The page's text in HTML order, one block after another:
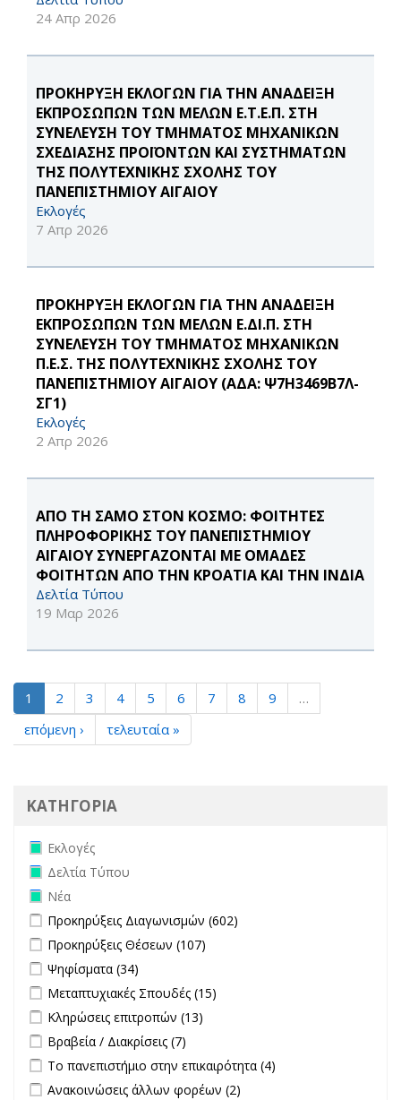
24 Απρ 2026
ΠΡΟΚΗΡΥΞΗ ΕΚΛΟΓΩΝ ΓΙΑ ΤΗΝ ΑΝΑΔΕΙΞΗ
ΕΚΠΡΟΣΩΠΩΝ ΤΩΝ ΜΕΛΩΝ Ε.Τ.Ε.Π. ΣΤΗ
ΣΥΝΕΛΕΥΣΗ ΤΟΥ ΤΜΗΜΑΤΟΣ ΜΗΧΑΝΙΚΩΝ
ΣΧΕΔΙΑΣΗΣ ΠΡΟΪΟΝΤΩΝ ΚΑΙ ΣΥΣΤΗΜΑΤΩΝ
ΤΗΣ ΠΟΛΥΤΕΧΝΙΚΗΣ ΣΧΟΛΗΣ ΤΟΥ
ΠΑΝΕΠΙΣΤΗΜΙΟΥ ΑΙΓΑΙΟΥ
Εκλογές
7 Απρ 2026
ΠΡΟΚΗΡΥΞΗ ΕΚΛΟΓΩΝ ΓΙΑ ΤΗΝ ΑΝΑΔΕΙΞΗ
ΕΚΠΡΟΣΩΠΩΝ ΤΩΝ ΜΕΛΩΝ Ε.ΔΙ.Π. ΣΤΗ
ΣΥΝΕΛΕΥΣΗ ΤΟΥ ΤΜΗΜΑΤΟΣ ΜΗΧΑΝΙΚΩΝ
Π.Ε.Σ. ΤΗΣ ΠΟΛΥΤΕΧΝΙΚΗΣ ΣΧΟΛΗΣ ΤΟΥ
ΠΑΝΕΠΙΣΤΗΜΙΟΥ ΑΙΓΑΙΟΥ (ΑΔΑ: Ψ7Η3469Β7Λ-
ΣΓ1)
Εκλογές
2 Απρ 2026
ΑΠΟ ΤΗ ΣΑΜΟ ΣΤΟΝ ΚΟΣΜΟ: ΦΟΙΤΗΤΕΣ
ΠΛΗΡΟΦΟΡΙΚΗΣ ΤΟΥ ΠΑΝΕΠΙΣΤΗΜΙΟΥ
ΑΙΓΑΙΟΥ ΣΥΝΕΡΓΑΖΟΝΤΑΙ ΜΕ ΟΜΑΔΕΣ
ΦΟΙΤΗΤΩΝ ΑΠΟ ΤΗΝ ΚΡΟΑΤΙΑ ΚΑΙ ΤΗΝ ΙΝΔΙΑ
Δελτία Τύπου
19 Μαρ 2026
1 2 3 4 5 6 7 8 9
…
επόμενη ›
τελευταία »
ΚΑΤΗΓΟΡΙΑ
Remove Εκλογές filter
Εκλογές
Remove Δελτία Τύπου filter
Δελτία Τύπου
Remove Νέα filter
Νέα
Apply Προκηρύξεις Διαγωνισμών filter
Προκηρύξεις Διαγωνισμών (602)
Apply Προκηρύξεις Θέσεων filter
Προκηρύξεις Θέσεων (107)
Apply Ψηφίσματα filter
Ψηφίσματα (34)
Apply Μεταπτυχιακές Σπουδές filter
Μεταπτυχιακές Σπουδές (15)
Apply Κληρώσεις επιτροπών filter
Κληρώσεις επιτροπών (13)
Apply Βραβεία / Διακρίσεις filter
Βραβεία / Διακρίσεις (7)
Apply Το πανεπιστήμιο στην επικαιρότητα filter
Το πανεπιστήμιο στην επικαιρότητα (4)
Apply Ανακοινώσεις άλλων φορέων filter
Ανακοινώσεις άλλων φορέων (2)